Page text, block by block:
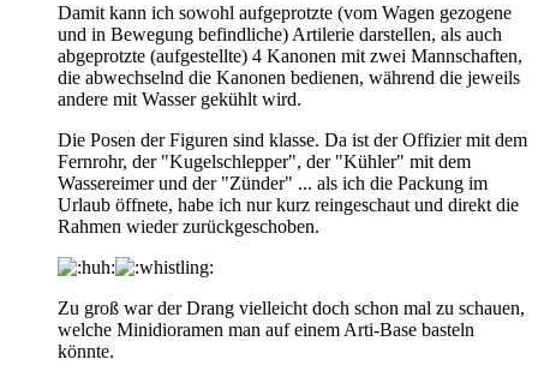
Damit kann ich sowohl aufgeprotzte (vom Wagen gezogene
und in Bewegung befindliche) Artilerie darstellen, als auch
abgeprotzte (aufgestellte) 4 Kanonen mit zwei Mannschaften,
die abwechselnd die Kanonen bedienen, während die jeweils
andere mit Wasser gekühlt wird.
Die Posen der Figuren sind klasse. Da ist der Offizier mit dem
Fernrohr, der "Kugelschlepper", der "Kühler" mit dem
Wassereimer und der "Zünder" ... als ich die Packung im
Urlaub öffnete, habe ich nur kurz reingeschaut und direkt die
Rahmen wieder zurückgeschoben.
Zu groß war der Drang vielleicht doch schon mal zu schauen,
welche Minidioramen man auf einem Arti-Base basteln
könnte.